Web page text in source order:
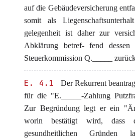
auf die Gebäudeversicherung
somit als
gelegenheit ist daher zur
Abklärung betref- fend
Steuerkommission Q._____
E. 4.1
Der Rekurrent
für die "E._____-Zahlung
Zur Begründung legt er ein
worin bestätigt wird, dass
gesundheitlichen Gründen